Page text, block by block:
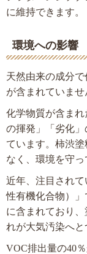
に維持できます。
環境への影響
天然由来の成分
が含まれていませ
化学物質が含ま
の揮発」「劣化
ています。柿渋
なく、環境を守っ
近年、注目され
性有機化合物）
に含まれており
れが大気汚染へと
VOC排出量の40